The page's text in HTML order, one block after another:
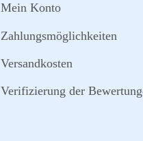
Mein Konto
Zahlungsmöglichkeiten
Versandkosten
Verifizierung der